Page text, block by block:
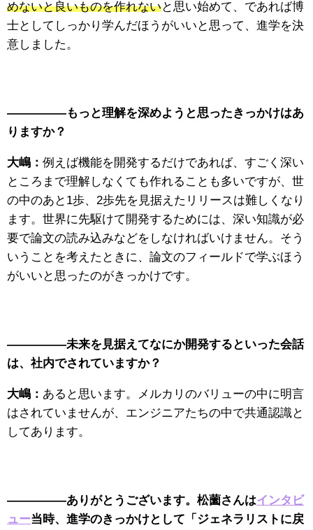
めないと良いものを作れないと思い始めて、であれば博
士としてしっかり学んだほうがいいと思って、進学を決
意しました。
—————もっと理解を深めようと思ったきっかけはあ
りますか？
大嶋： 例えば機能を開発するだけであれば、すごく深い
ところまで理解しなくても作れることも多いですが、世
の中のあと1歩、2歩先を見据えたリリースは難しくなり
ます。世界に先駆けて開発するためには、深い知識が必
要で論文の読み込みなどをしなければいけません。そう
いうことを考えたときに、論文のフィールドで学ぶほう
がいいと思ったのがきっかけです。
—————未来を見据えてなにか開発するといった会話
は、社内でされていますか？
大嶋： あると思います。メルカリのバリューの中に明言
はされていませんが、エンジニアたちの中で共通認識と
してあります。
—————ありがとうございます。松薗さんはインタビ
ュー当時、進学のきっかけとして「ジェネラリストに戻